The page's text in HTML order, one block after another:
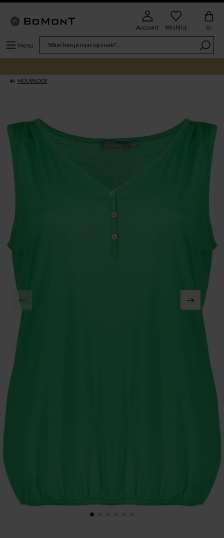
Menu
Account Wishlist 0,-
MOUWLOOS